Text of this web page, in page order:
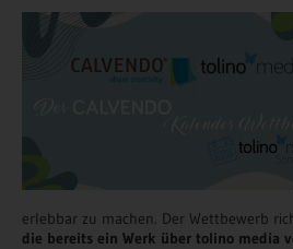
erlebbar zu machen. Der Wettbewerb
die bereits ein Werk über tolino media